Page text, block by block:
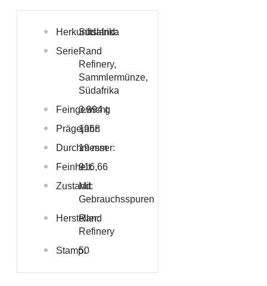
Herkunftsland:
Südafrika
Serie:Rand
Refinery,
Sammlermünze,
Südafrika
Feingewicht:
3.994 g
Prägejahr:
1968
Durchmesser:
19 mm
Feinheit:916,66
Zustand:
Mit
Gebrauchsspuren
Hersteller:
Rand
Refinery
Stamp:
50